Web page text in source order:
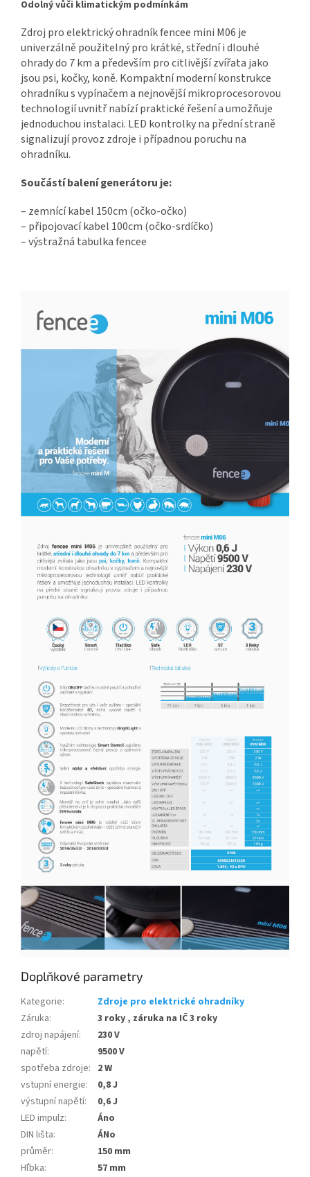
Odolný vůči klimatickým podmínkám
Zdroj pro elektrický ohradník fencee mini M06 je
univerzálně použitelný pro krátké, střední i dlouhé
ohrady do 7 km a především pro citlivější zvířata jako
jsou psi, kočky, koně. Kompaktní moderní konstrukce
ohradníku s vypínačem a nejnovější mikroprocesorovou
technologií uvnitř nabízí praktické řešení a umožňuje
jednoduchou instalaci. LED kontrolky na přední straně
signalizují provoz zdroje i případnou poruchu na
ohradníku.
Součástí balení generátoru je:
– zemnící kabel 150cm (očko-očko)
– připojovací kabel 100cm (očko-srdíčko)
– výstražná tabulka fencee
Doplňkové parametry
Kategorie:
Zdroje pro elektrické ohradníky
Záruka:
3 roky , záruka na IČ 3 roky
zdroj napájení:
230 V
napětí:
9500 V
spotřeba zdroje: 2 W
vstupní energie:
0,8 J
výstupní napětí:
0,6 J
LED impulz:
Áno
DIN lišta:
ÁNo
průměr:
150 mm
Hľbka:
57 mm